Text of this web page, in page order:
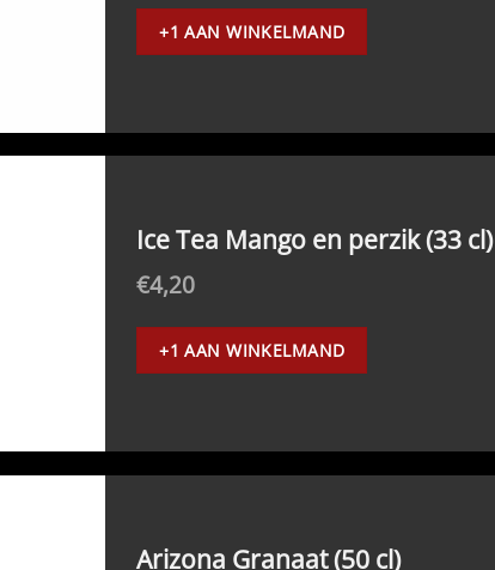
+1 AAN WINKELMAND
Ice Tea Mango en perzik (33 cl)
€4,20
+1 AAN WINKELMAND
Arizona Granaat (50 cl)